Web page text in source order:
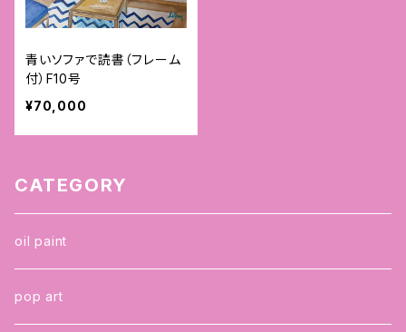
青いソファで読書（フレーム
付）F10号
¥70,000
CATEGORY
oil paint
pop art